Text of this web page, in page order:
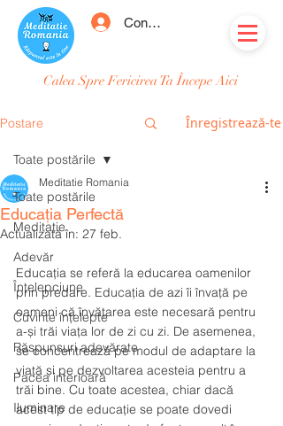
Conectează-te
Calea Spre Fericirea Ta Începe Aici
Postare Înregistrează-te
Toate postările
Meditație
Adevăr
Înțelepciune
Cuvinte înțelepte
Răspunsuri adevărate
Pacea interioară
Iluminare
Toate postările
Educația Perfectă
Meditatie Romania
Actualizată în: 27 feb.
Educația se referă la educarea oamenilor
prin predare. Educația de azi îi învață pe
oameni că învățarea este necesară pentru
a-și trăi viața lor de zi cu zi. De asemenea,
se concentrează pe modul de adaptare la
viață și pe dezvoltarea acesteia pentru a
trăi bine. Cu toate acestea, chiar dacă
acest tip de educație se poate dovedi